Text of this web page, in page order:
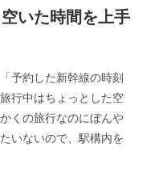
いた時間を上手
予約した新幹線の時刻
行中はちょっとした空
くの旅行なのにぼんや
いないので、駅構内を